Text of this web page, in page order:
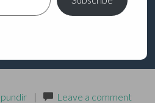
अध्याय-18
| Leave a comment